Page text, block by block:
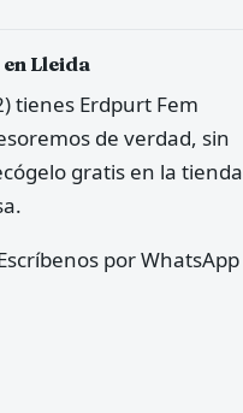
Lleida
tienes Erdpurt Fem
de verdad, sin
gratis en la tienda
por WhatsApp